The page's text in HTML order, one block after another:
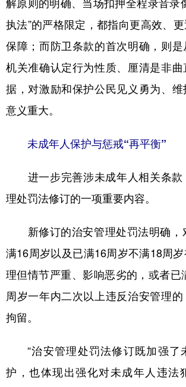
解原则的明确、当场扣押全程录音录
执法”的严格限定，都指向更高效、
保障；而防卫条款的首次明确，则
机关准确认定行为性质、厘清是非曲
据，对激励和保护公民见义勇为、维
意义重大。
未成年人保护与惩戒“再平衡”
进一步完善涉未成年人相关条款
理处罚法修订的一项重要内容。
新修订的治安管理处罚法明确，
满16周岁以及已满16周岁不满18周
理但情节严重、影响恶劣的，或者已
周岁一年内二次以上违反治安管理
拘留。
“治安管理处罚法修订既加强了
护，也体现出强化对未成年人违法